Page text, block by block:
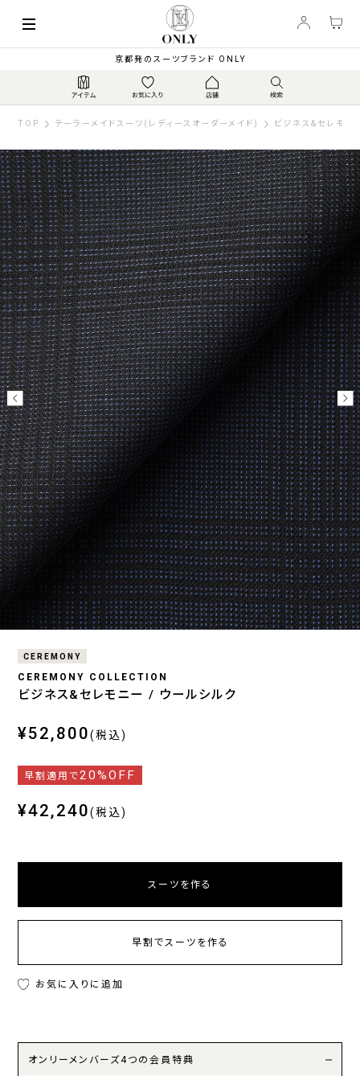
京都発のスーツブランド ONLY
TOP テーラーメイドスーツ(レディースオーダーメイド) ビジネス&セレモニ
CEREMONY
CEREMONY COLLECTION
ビジネス&セレモニー / ウールシルク
¥52,800(税込)
早割適用で20%OFF
¥42,240(税込)
スーツを作る
早割でスーツを作る
お気に入りに追加
オンリーメンバーズ4つの会員特典